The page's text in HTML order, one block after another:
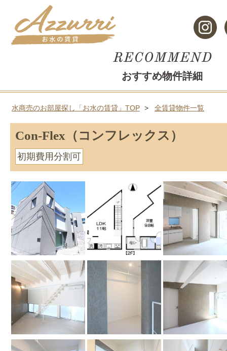
おすすめ物件詳細
水商売のお部屋探し「お水の賃貸」TOP 全賃貸物件一覧
Con-Flex（コンフレックス）
初期費用分割可